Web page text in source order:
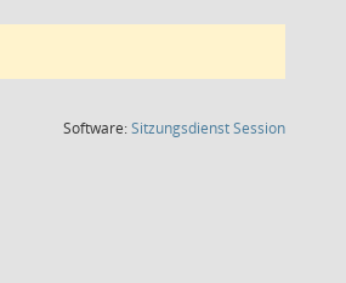
Software:SitzungsdienstSession(Wird in